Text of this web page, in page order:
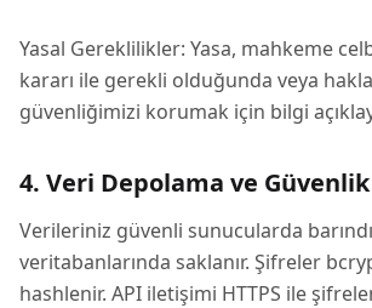
Yasal Gereklilikler: Yasa, mahkeme
kararı ile gerekli olduğunda veya
güvenliğimizi korumak için bilgi
4. Veri Depolama ve Güvenlik
Verileriniz güvenli sunucularda
veritabanlarında saklanır. Şifreler
hashlenir. API iletişimi HTTPS ile